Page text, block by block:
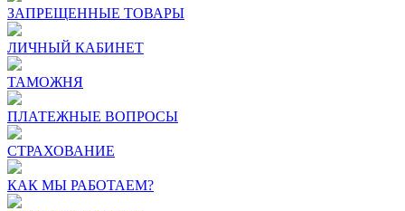
ЗАПРЕЩЕННЫЕ ТОВАРЫ
ЛИЧНЫЙ КАБИНЕТ
ТАМОЖНЯ
ПЛАТЕЖНЫЕ ВОПРОСЫ
СТРАХОВАНИЕ
КАК МЫ РАБОТАЕМ?